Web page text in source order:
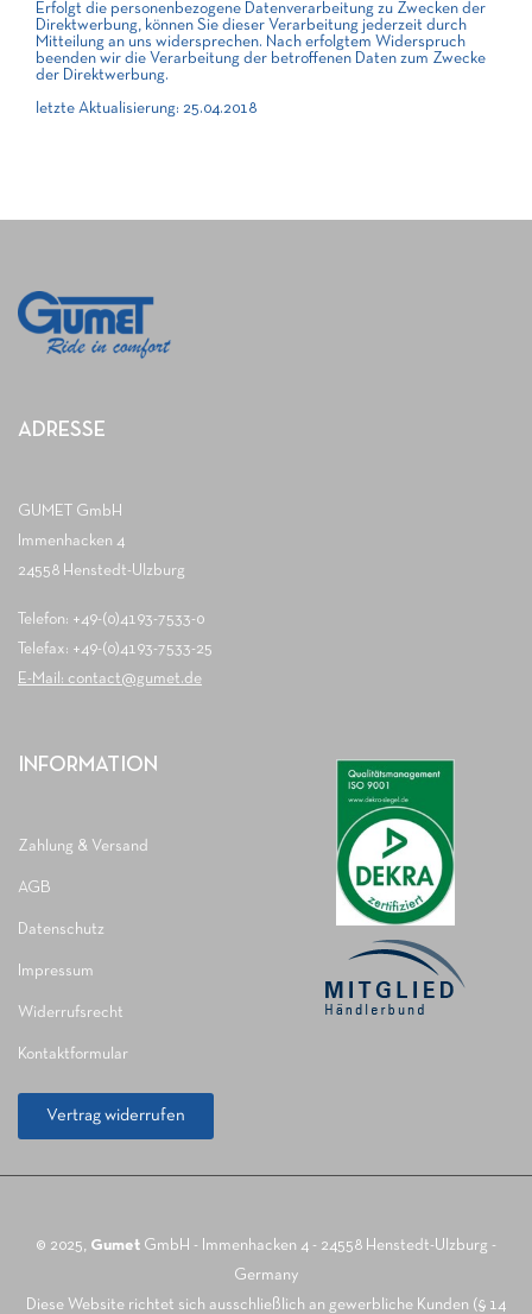
Erfolgt die personenbezogene Datenverarbeitung zu Zwecken der
Direktwerbung, können Sie dieser Verarbeitung jederzeit durch
Mitteilung an uns widersprechen. Nach erfolgtem Widerspruch
beenden wir die Verarbeitung der betroffenen Daten zum Zwecke
der Direktwerbung.
letzte Aktualisierung: 25.04.2018
ADRESSE
GUMET GmbH
Immenhacken 4
24558 Henstedt-Ulzburg
Telefon: +49-(0)4193-7533-0
Telefax: +49-(0)4193-7533-25
E-Mail: contact@gumet.de
INFORMATION
Zahlung & Versand
AGB
Datenschutz
Impressum
Widerrufsrecht
Kontaktformular
Vertrag widerrufen
© 2025, Gumet GmbH - Immenhacken 4 - 24558 Henstedt-Ulzburg -
Germany
Diese Website richtet sich ausschließlich an gewerbliche Kunden (§ 14